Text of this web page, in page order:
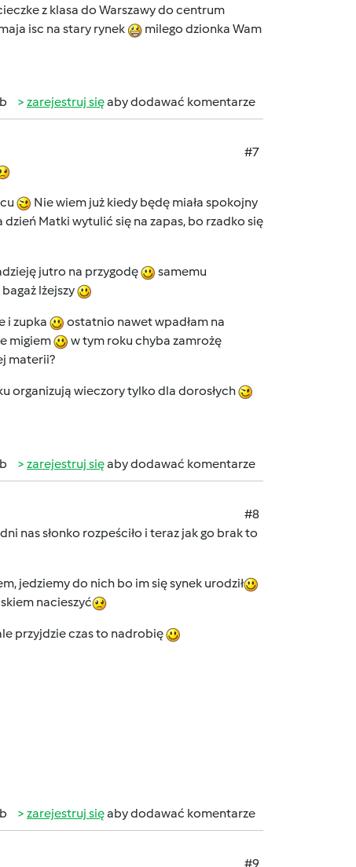
z klasa do Warszawy do centrum
isc na stary rynek
milego dzionka Wam
zarejestruj sięaby dodawać komentarze
#7
Nie wiem już kiedy będę miała spokojny
Matki wytulić się na zapas, bo rzadko się
jutro na przygodę
samemu
lżejszy
i zupka
ostatnio nawet wpadłam na
migiem
w tym roku chyba zamrożę
materii?
organizują wieczory tylko dla dorosłych
zarejestruj sięaby dodawać komentarze
#8
nas słonko rozpeściło i teraz jak go brak to
jedziemy do nich bo im się synek urodził
nacieszyć
przyjdzie czas to nadrobię
zarejestruj sięaby dodawać komentarze
#9